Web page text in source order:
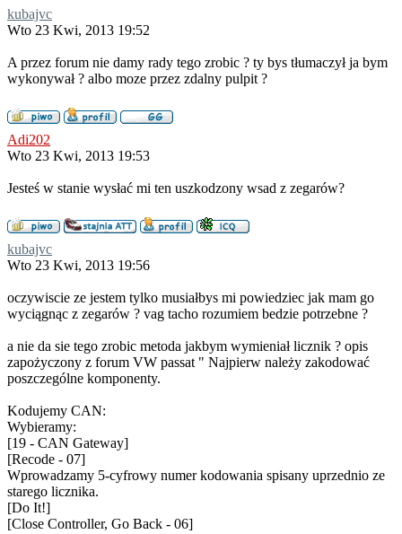
kubajvc
Wto 23 Kwi, 2013 19:52
A przez forum nie damy rady tego zrobic ? ty bys tłumaczył ja bym
wykonywał ? albo moze przez zdalny pulpit ?
Adi202
Wto 23 Kwi, 2013 19:53
Jesteś w stanie wysłać mi ten uszkodzony wsad z zegarów?
kubajvc
Wto 23 Kwi, 2013 19:56
oczywiscie ze jestem tylko musiałbys mi powiedziec jak mam go
wyciągnąc z zegarów ? vag tacho rozumiem bedzie potrzebne ?
a nie da sie tego zrobic metoda jakbym wymieniał licznik ? opis
zapożyczony z forum VW passat " Najpierw należy zakodować
poszczególne komponenty.
Kodujemy CAN:
Wybieramy:
[19 - CAN Gateway]
[Recode - 07]
Wprowadzamy 5-cyfrowy numer kodowania spisany uprzednio ze
starego licznika.
[Do It!]
[Close Controller, Go Back - 06]